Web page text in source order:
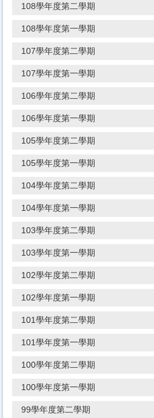
108學年度第二學期
108學年度第一學期
107學年度第二學期
107學年度第一學期
106學年度第二學期
106學年度第一學期
105學年度第二學期
105學年度第一學期
104學年度第二學期
104學年度第一學期
103學年度第二學期
103學年度第一學期
102學年度第二學期
102學年度第一學期
101學年度第二學期
101學年度第一學期
100學年度第二學期
100學年度第一學期
99學年度第二學期